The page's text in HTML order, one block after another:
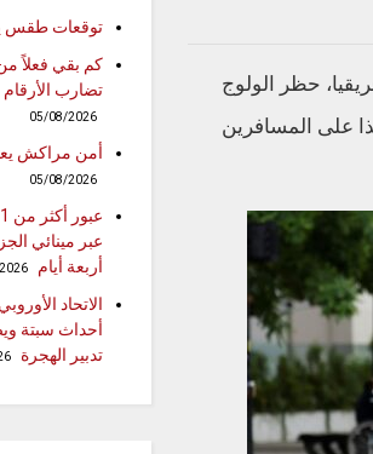
حظر الولوج
على المسافرين
توقعات طقس
كم بقي فعلاً
تضارب الأرقام ما بين 2
05/08/2026
أمن مراكش
05/08/2026
عبر مينائي
أربعة أيام
الاتحاد
أحداث سبتة
تدبير الهجرة